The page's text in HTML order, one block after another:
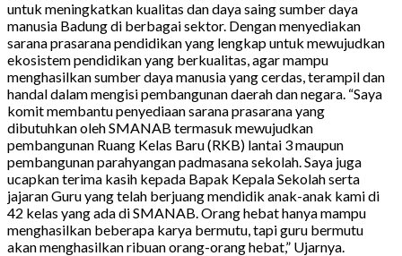
untuk meningkatkan kualitas dan daya saing sumber daya
manusia Badung di berbagai sektor. Dengan menyediakan
sarana prasarana pendidikan yang lengkap untuk mewujudkan
ekosistem pendidikan yang berkualitas, agar mampu
menghasilkan sumber daya manusia yang cerdas, terampil dan
handal dalam mengisi pembangunan daerah dan negara. “Saya
komit membantu penyediaan sarana prasarana yang
dibutuhkan oleh SMANAB termasuk mewujudkan
pembangunan Ruang Kelas Baru (RKB) lantai 3 maupun
pembangunan parahyangan padmasana sekolah. Saya juga
ucapkan terima kasih kepada Bapak Kepala Sekolah serta
jajaran Guru yang telah berjuang mendidik anak-anak kami di
42 kelas yang ada di SMANAB. Orang hebat hanya mampu
menghasilkan beberapa karya bermutu, tapi guru bermutu
akan menghasilkan ribuan orang-orang hebat,” Ujarnya.